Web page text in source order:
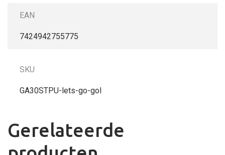
EAN
7424942755775
SKU
GA30STPU-lets-go-gol
Gerelateerde